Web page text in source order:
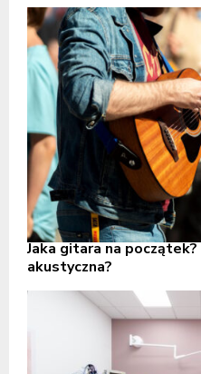
Jaka gitara na początek?
akustyczna?